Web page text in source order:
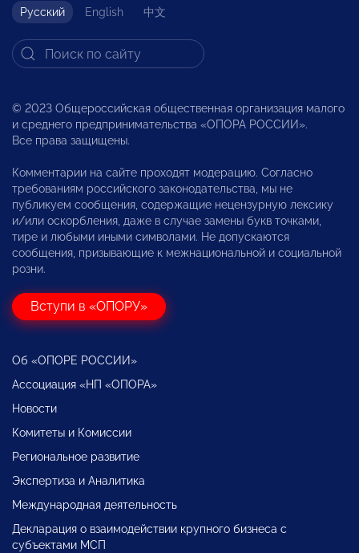
Русский English 中文
© 2023 Общероссийская общественная организация малого
и среднего предпринимательства «ОПОРА РОССИИ».
Все права защищены.
Комментарии на сайте проходят модерацию. Согласно
требованиям российского законодательства, мы не
публикуем сообщения, содержащие нецензурную лексику
и/или оскорбления, даже в случае замены букв точками,
тире и любыми иными символами. Не допускаются
сообщения, призывающие к межнациональной и социальной
розни.
Вступи в «ОПОРУ»
Об «ОПОРЕ РОССИИ»
Ассоциация «НП «ОПОРА»
Новости
Комитеты и Комиссии
Региональное развитие
Экспертиза и Аналитика
Международная деятельность
Декларация о взаимодействии крупного бизнеса с
субъектами МСП